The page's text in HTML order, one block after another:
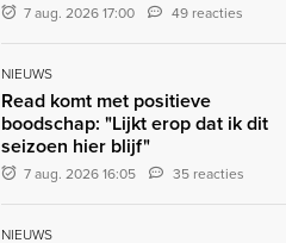
7 aug. 2026 17:00 49 reacties
NIEUWS
Read komt met positieve
boodschap: "Lijkt erop dat ik dit
seizoen hier blijf"
7 aug. 2026 16:05 35 reacties
NIEUWS